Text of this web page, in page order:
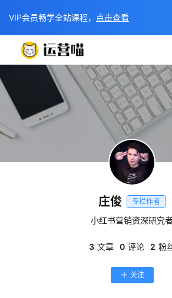
庄俊 专栏作者
小红书营销资深研究
3 文章 0 评论 2 粉
关注
VIP会员畅学全站课程， 点击查看